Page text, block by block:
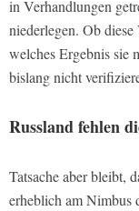
in Verhandlungen
niederlegen. Ob
welches Ergebnis sie
bislang nicht
Russland fehlen
Tatsache aber bleibt,
erheblich am Nimbus